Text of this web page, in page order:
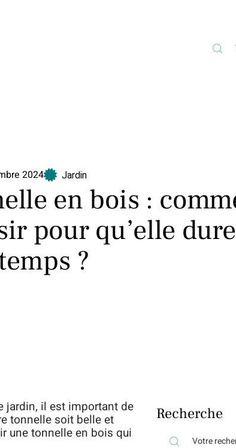
2024 Jardin
en bois :
pour qu’elle dure
?
jardin, il est important de
tonnelle soit belle et
une tonnelle en bois qui
Recherche